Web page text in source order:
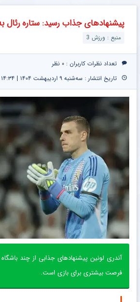
شاسی
بلند
برقی
ایران
باشگاه
لیسانس
آلمان(40%تخفیف
زمستانی)
در ۴
قسط
بدون
پیشنهادهای جذاب رسید: ستاره رئال
منبع : ورزش 3
تعداد نظرات کاربران : ۰ نظر
تاریخ انتشار : سه‌شنبه ۹ اردیبهشت ۱۴۰۴ | ۱۴:۳۴
آندری لونین پیشنهادهای جذابی از چند
فرصت بیشتری برای بازی است.